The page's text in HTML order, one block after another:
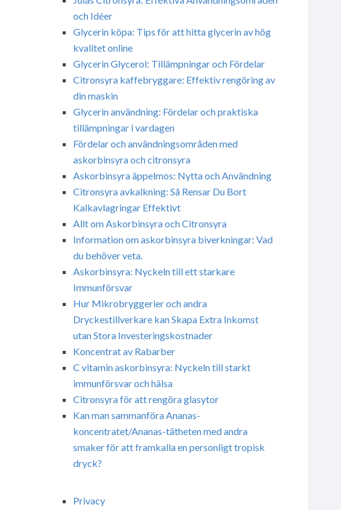
och Idéer
Glycerin köpa: Tips för att hitta glycerin av hög
kvalitet online
Glycerin Glycerol: Tillämpningar och Fördelar
Citronsyra kaffebryggare: Effektiv rengöring av
din maskin
Glycerin användning: Fördelar och praktiska
tillämpningar i vardagen
Fördelar och användningsområden med
askorbinsyra och citronsyra
Askorbinsyra äppelmos: Nytta och Användning
Citronsyra avkalkning: Så Rensar Du Bort
Kalkavlagringar Effektivt
Allt om Askorbinsyra och Citronsyra
Information om askorbinsyra biverkningar: Vad
du behöver veta.
Askorbinsyra: Nyckeln till ett starkare
Immunförsvar
Hur Mikrobryggerier och andra
Dryckestillverkare kan Skapa Extra Inkomst
utan Stora Investeringskostnader
Koncentrat av Rabarber
C vitamin askorbinsyra: Nyckeln till starkt
immunförsvar och hälsa
Citronsyra för att rengöra glasytor
Kan man sammanföra Ananas-
koncentratet/Ananas-tätheten med andra
smaker för att framkalla en personligt tropisk
dryck?
Privacy